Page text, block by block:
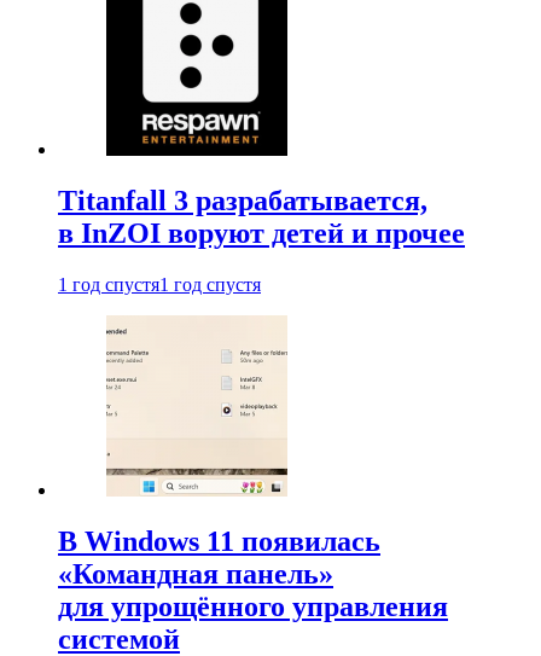
Titanfall 3 разрабатывается,
в InZOI воруют детей и прочее
1 год спустя1 год спустя
В Windows 11 появилась
«Командная панель»
для упрощённого управления
системой